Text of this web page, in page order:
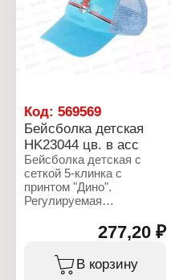
Материал: хлопок
Состав: 100% хлопок
Застежка: регулируемая,
с пряжкой
Код: 569569
Бейсболка детская
НK23044 цв. в асс
Бейсболка детская с
сеткой 5-клинка с
принтом "Дино".
Регулируемая
Характеристики:
Бренд: Rossini
Артикул: НK 23044
277,20 ₽
В корзину